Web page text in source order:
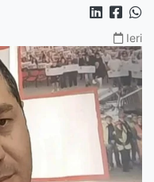
Ieri